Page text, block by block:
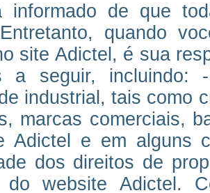
informado de que
quando
site Adictel, é sua
a seguir,
industrial, tais como
marcas comerciais,
Adictel e em alguns
dos direitos de
do website Adictel.